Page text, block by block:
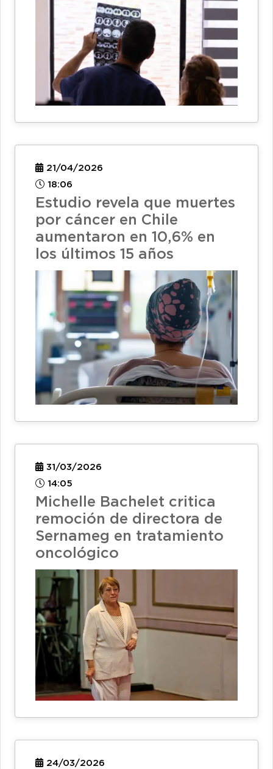
21/04/2026
18:06
Estudio revela que muertes
por cáncer en Chile
aumentaron en 10,6% en
los últimos 15 años
31/03/2026
14:05
Michelle Bachelet critica
remoción de directora de
Sernameg en tratamiento
oncológico
24/03/2026